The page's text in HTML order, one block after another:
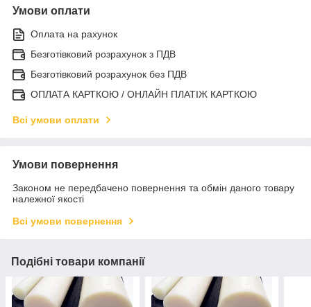
Умови оплати
Оплата на рахунок
Безготівковий розрахунок з ПДВ
Безготівковий розрахунок без ПДВ
ОПЛАТА КАРТКОЮ / ОНЛАЙН ПЛАТІЖ КАРТКОЮ
Всі умови оплати
Умови повернення
Законом не передбачено повернення та обмін даного товару
належної якості
Всі умови повернення
Подібні товари компанії